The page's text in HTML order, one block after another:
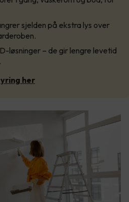
sjelden på ekstra lys over
løsninger – de gir lengre levetid
her